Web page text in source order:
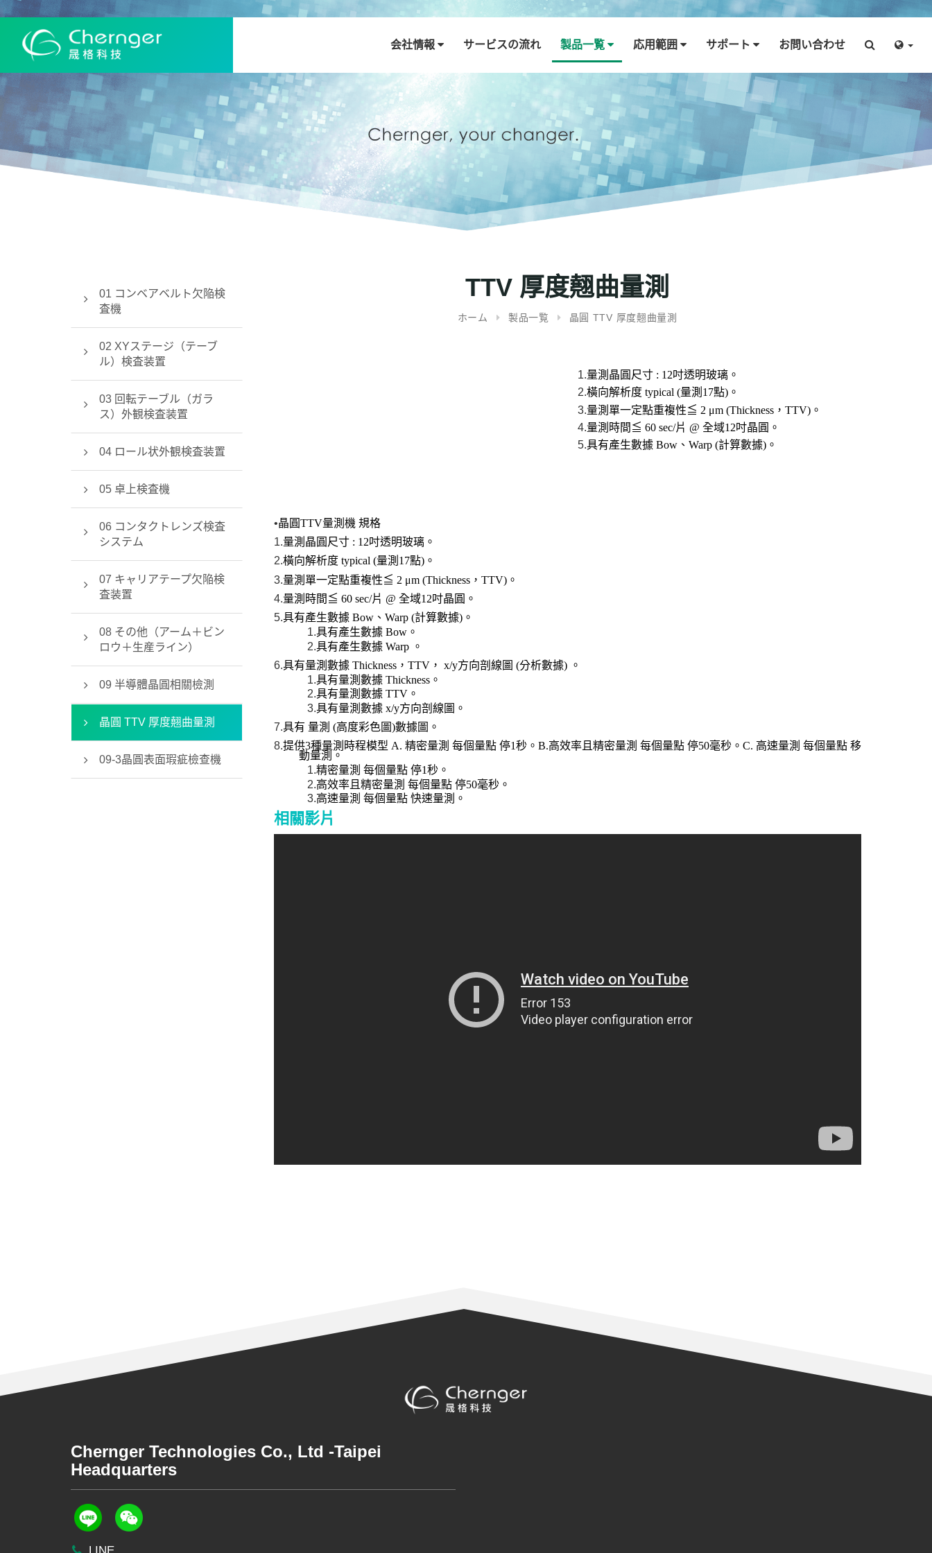
会社情報 サービスの流れ 製品一覧 応用範囲 サポート お問い合わせ
01 コンベアベルト欠陥検
査機
02 XYステージ（テーブ
ル）検査装置
03 回転テーブル（ガラ
ス）外観検査装置
04 ロール状外観検査装置
05 卓上検査機
06 コンタクトレンズ検査
システム
07 キャリアテープ欠陥検
査装置
08 その他（アーム＋ビン
ロウ＋生産ライン）
09 半導體晶圓相關檢測
晶圓 TTV 厚度翹曲量測
09-3晶圓表面瑕疵檢查機
TTV 厚度翹曲量測
ホーム 製品一覧 晶圓 TTV 厚度翹曲量測
1.量測晶圓尺寸 : 12吋透明玻璃。
2.橫向解析度 typical (量測 17點) 。
3.量測單一定點重複性≦ 2 μm (Thickness ，TTV) 。
4.量測時間≦ 60 sec/片 @全域12吋晶圓。
5.具有產生數據 Bow 、Warp (計算數據) 。
•晶圓TTV量測機 規格
1.量測晶圓尺寸: 12吋透明玻璃。
2.橫向解析度typical (量測 17點)。
3.量測單一定點重複性≦ 2 μm (Thickness， TTV)。
4.量測時間≦ 60 sec/片 @ 全域12吋晶圓。
5.具有產生數據Bow、 Warp (計算數據)。
1.具有產生數據Bow。
2.具有產生數據Warp 。
6.具有量測數據Thickness， TTV， x/y方向剖線圖 (分析數據) 。
1.具有量測數據Thickness。
2.具有量測數據TTV。
3.具有量測數據x/y方向剖線圖。
7.具有 量測 (高度彩色圖)數據圖。
8.提供3種量測時程模型 A. 精密量測 每個量點 停1秒。 B.高效率且精密量測 每個量點 停50毫秒。 C. 高速量測 每個量點 移
動量測。
1.精密量測 每個量點 停1秒。
2.高效率且精密量測 每個量點 停50毫秒。
3.高速量測 每個量點 快速量測。
相關影片
Chernger Technologies Co., Ltd -Taipei
Headquarters